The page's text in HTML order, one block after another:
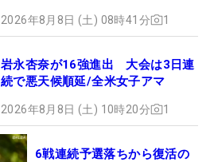
2026年8月8日 (土) 08時41分 1
岩永杏奈が16強進出 大会は3日連
続で悪天候順延/全米女子アマ
2026年8月8日 (土) 10時20分 1
6戦連続予選落ちから復活の